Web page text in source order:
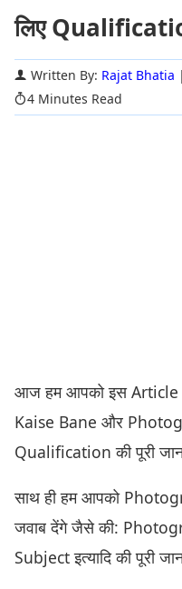
लिए
Written By: Rajat Bhatia |
4 Minutes Read
आज हम आपको इस Article
Kaise Bane और
Qualification की पूरी
साथ ही हम आपको
जवाब देंगे जैसे की:
Subject इत्यादि की पूरी